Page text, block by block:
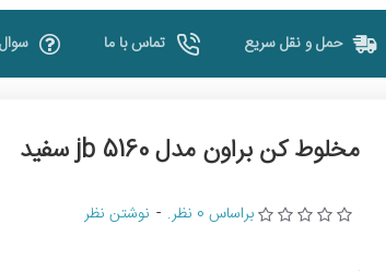
حمل و نقل سریع تماس با ما
مخلوط کن براون مدل jb 5160 سفید
براساس 0 نظر. - نوشتن نظر